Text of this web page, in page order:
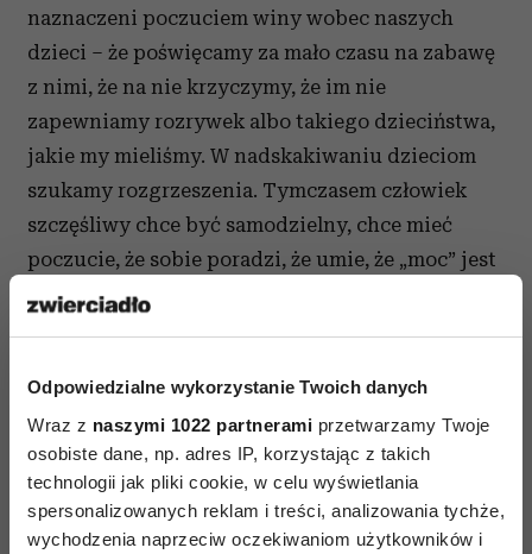
Odpowiedzialne wykorzystanie Twoich danych
Wraz z naszymi 1022 partnerami przetwarzamy Twoje
osobiste dane, np. adres IP, korzystając z takich
technologii jak pliki cookie, w celu wyświetlania
spersonalizowanych reklam i treści, analizowania tychże,
wychodzenia naprzeciw oczekiwaniom użytkowników i
naznaczeni poczuciem winy wobec naszych
dzieci – że poświęcamy za mało czasu na zabawę
z nimi, że na nie krzyczymy, że im nie
zapewniamy rozrywek albo takiego dzieciństwa,
jakie my mieliśmy. W nadskakiwaniu dzieciom
szukamy rozgrzeszenia. Tymczasem człowiek
szczęśliwy chce być samodzielny, chce mieć
poczucie, że sobie poradzi, że umie, że „moc” jest
z nim. Bez pozwalania na samodzielność, nawet
6. Ucz je optymistycznego patrzenia na świat
Rzeczywistość nie jest obiektywna. Zawsze
mamy wybór, jak zinterpretować dane
wydarzenie. Na wszystko można spojrzeć